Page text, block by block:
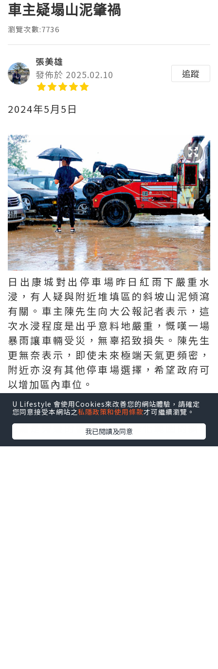
車主疑塌山泥肇禍
瀏覽次數:7736
張美雄
發佈於 2025.02.10
追蹤
2024年5月5日
日出康城對出停車場昨日紅雨下嚴重水
浸，有人疑與附近堆填區的斜坡山泥傾瀉
有關。車主陳先生向大公報記者表示，這
次水浸程度是出乎意料地嚴重，慨嘆一場
暴雨讓車輛受災，無辜招致損失。陳先生
更無奈表示，即使未來極端天氣更頻密，
附近亦沒有其他停車場選擇，希望政府可
以增加區內車位。
對於是次水浸的範圍比過去更大，有車主
認為是旁邊的復修堆填區綠化範圍的斜坡
發生山泥傾瀉，有雨水連同泥土沖下來湧
U Lifestyle 會使用Cookies來改善您的網站體驗，請確定
您同意接受本網站之私隱政策和使用條款才可繼續瀏覽。
我已閱讀及同意